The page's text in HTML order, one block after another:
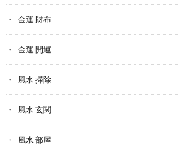
金運 財布
金運 開運
風水 掃除
風水 玄関
風水 部屋